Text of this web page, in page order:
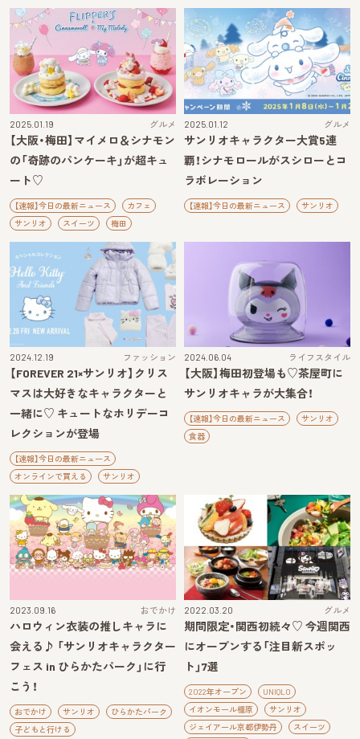
2025.01.19 グルメ
【大阪・梅田】マイメロ＆シナモン
の「奇跡のパンケーキ」が超キュ
ート♡
【速報】今日の最新ニュース
カフェ
サンリオ
スイーツ 梅田
2025.01.12 グルメ
サンリオキャラクター大賞5連
覇！シナモロールがスシローとコ
ラボレーション
【速報】今日の最新ニュース サンリオ
2024.12.19 ファッション
【FOREVER 21×サンリオ】クリス
マスは大好きなキャラクターと
一緒に♡ キュートなホリデーコ
レクションが登場
【速報】今日の最新ニュース
オンラインで買える
サンリオ
2024.06.04 ライフスタイル
【大阪】梅田初登場も♡茶屋町に
サンリオキャラが大集合！
【速報】今日の最新ニュース
サンリオ
食器
2023.09.16 おでかけ
ハロウィン衣装の推しキャラに
会える♪ 「サンリオキャラクター
フェス in ひらかたパーク」に行
こう！
おでかけ サンリオ
ひらかたパーク
子どもと行ける
2022.03.20 グルメ
期間限定・関西初続々♡ 今週関西
にオープンする「注目新スポッ
ト」7選
2022年オープン
UNIQLO
イオンモール橿原
サンリオ
ジェイアール京都伊勢丹
スイーツ